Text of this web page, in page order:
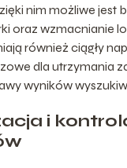
nim możliwe jest
oraz wzmacnianie
również ciągły
dla utrzymania
wyników
i